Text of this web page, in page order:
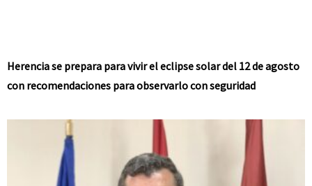
Herencia se prepara para vivir el eclipse solar del 12 de agosto
con recomendaciones para observarlo con seguridad